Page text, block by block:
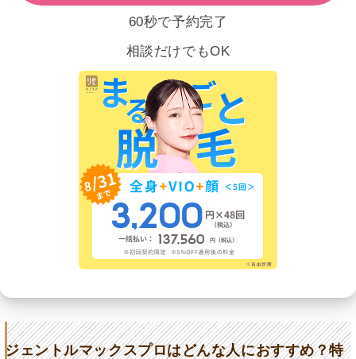
60秒で予約完了
相談だけでもOK
ジェントルマックスプロはどんな人におすすめ？特